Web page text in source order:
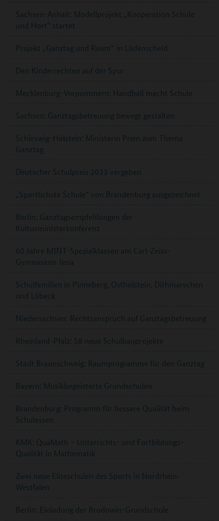
Sachsen-Anhalt: Modellprojekt „Kooperation Schule
und Hort“ startet
Projekt „Ganztag und Raum“ in Lüdenscheid
Den Kinderrechten auf der Spur
Mecklenburg-Vorpommern: Handball macht Schule
Sachsen: Ganztagsbetreuung bewegt gestalten
Schleswig-Holstein: Ministerin Prien zum Thema
Ganztag
Deutscher Schulpreis 2023 vergeben
„Sportlichste Schule“ von Brandenburg ausgezeichnet
Berlin: Ganztagsempfehlungen der
Kultusministerkonferenz
60 Jahre MINT-Spezialklassen am Carl-Zeiss-
Gymnasium Jena
Schulfamilien in Pinneberg, Ostholstein, Dithmarschen
und Lübeck
Niedersachsen: Rechtsanspruch auf Ganztagsbetreuung
Rheinland-Pfalz: 58 neue Schulbauprojekte
Stadt Braunschweig: Raumprogramme für den Ganztag
Bayern: Musikbegeisterte Grundschulen
Brandenburg: Programm für bessere Qualität beim
Schulessen
KMK: QuaMath – Unterrichts- und Fortbildungs-
Qualität in Mathematik
Zwei neue Eliteschulen des Sports in Nordrhein-
Westfalen
Berlin: Einladung der Brodowin-Grundschule